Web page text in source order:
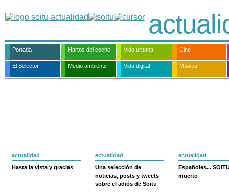
Portada Hartos del coche Vida urbana Cine
El Selector Medio ambiente Vida digital Música
actualidad
Hasta la vista y gracias
actualidad
Una selección de
noticias, posts y tweets
sobre el adiós de Soitu
actualidad
Españoles...
muerto